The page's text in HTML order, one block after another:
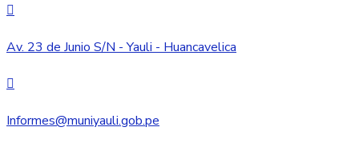
Av. 23 de Junio S/N - Yauli - Huancavelica
Informes@muniyauli.gob.pe